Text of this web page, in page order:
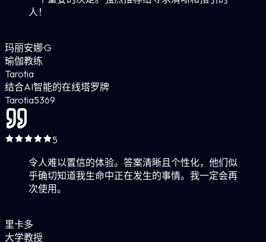
人！
玛丽安娜·G
瑜伽教练
Tarotia
结合AI智能的在线塔罗牌
Tarotia5369
5
令人难以置信的体验。答案清晰且个性化，他们似
乎确切知道我生命中正在发生的事情。我一定会再
次使用。
里卡多
大学教授